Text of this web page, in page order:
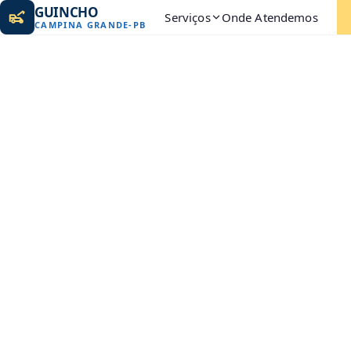
GUINCHO
CAMPINA GRANDE- PB Serviços Onde Atendemos